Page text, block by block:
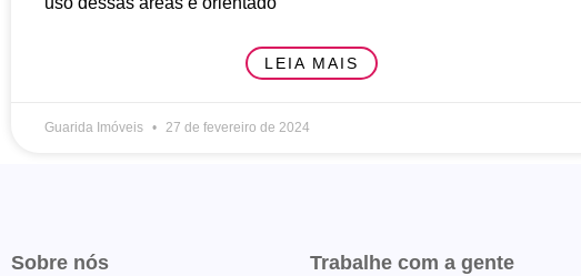
LEIA MAIS
Guarida Imóveis 27 de fevereiro de 2024
Sobre nós Trabalhe com a gente